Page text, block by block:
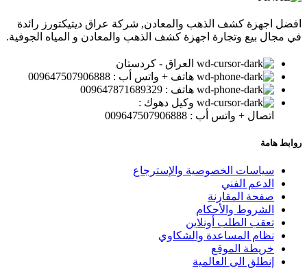
افضل اجهزة كشف الذهب والمعادن, شركة عراق ديتيكتورز رائدة
في مجال بيع وتجارة اجهزة كشف الذهب والمعادن و المياه الجوفية.
العراق - كردستان
هاتف + واتس أب : 009647507906888
هاتف : 009647871689329
وكيل دهوك :
اتصال + واتس أب : 009647507906888
روابط هامة
سياسات الخصوصية والإسترجاع
الدعم الفني
صفحة المقارنة
الشروط والأحكام
تعقب الطلب أونلاين
نظام المساعدة والشكاوي
خريطة الموقع
إنطلق الى العالمية